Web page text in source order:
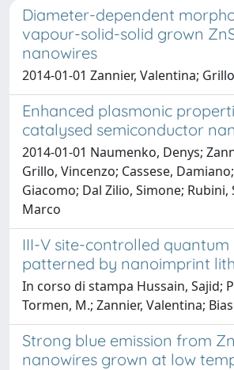
Diameter-dependent
vapour-solid-solid grown
nanowires
2014-01-01 Zannier, Valentina;
Enhanced plasmonic
catalysed semiconductor
2014-01-01 Naumenko, Denys;
Grillo, Vincenzo; Cassese,
Giacomo; Dal Zilio, Simone; Rubini,
Marco
III-V site-controlled quantum
patterned by nanoimprint
In corso di stampa Hussain, Sajid;
Tormen, M.; Zannier, Valentina;
Strong blue emission from
nanowires grown at low